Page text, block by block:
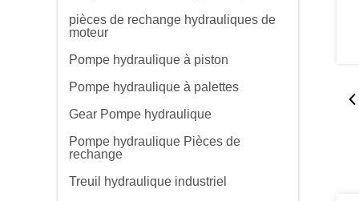
pièces de rechange hydrauliques de
moteur
Pompe hydraulique à piston
Pompe hydraulique à palettes
Gear Pompe hydraulique
Pompe hydraulique Pièces de
rechange
Treuil hydraulique industriel